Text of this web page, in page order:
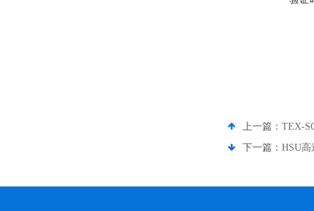
上一篇： TEX-
下一篇： HSU